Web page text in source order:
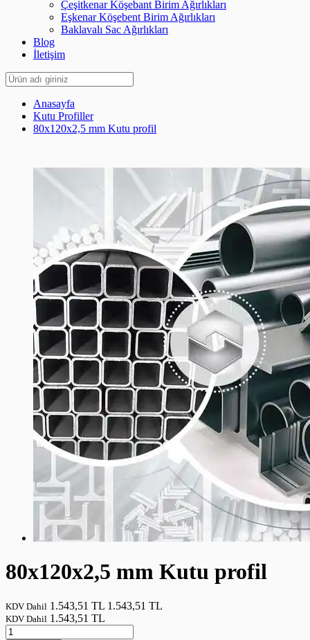
Çeşitkenar Köşebant Birim Ağırlıkları
Eşkenar Köşebent Birim Ağırlıkları
Baklavalı Sac Ağırlıkları
Blog
İletişim
Anasayfa
Kutu Profiller
80x120x2,5 mm Kutu profil
80x120x2,5 mm Kutu profil
KDV Dahil 1.543,51 TL 1.543,51 TL
KDV Dahil 1.543,51 TL